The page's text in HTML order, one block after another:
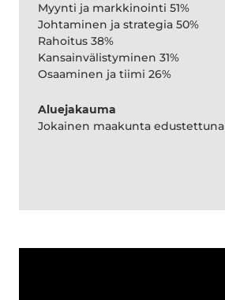
Myynti ja markkinointi 51%
Johtaminen ja strategia 50%
Rahoitus 38%
Kansainvälistyminen 31%
Osaaminen ja tiimi 26%
Aluejakauma
Jokainen maakunta edustettuna